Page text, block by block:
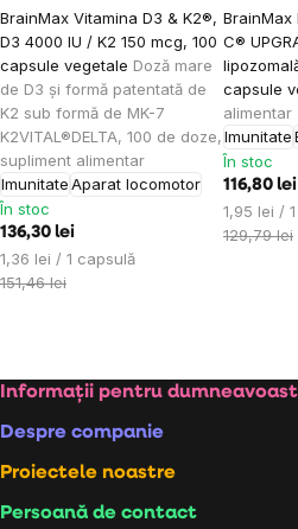
BrainMax Vitamina D3 & K2®,
D3 4000 IU / K2 150 mcg, 100
capsule vegetale Doză mare
de D3 și formă patentată de
K2 sub formă de MK-7
K2VITAL®DELTA, 100 de doze,
supliment alimentar
ImunitateAparat locomotor
În stoc
136,30 lei
Evaluare
preţ:
1,36 lei / 1 capsulă
151,46 lei
BrainMax
C®
capsule
alimentar
Imunitate
În stoc
116,80 lei
Evaluare
preţ:
1,95 lei /
129,79 lei
Subsol
Informații pentru
Despre companie
Proiectele noastre
Persoană de contact